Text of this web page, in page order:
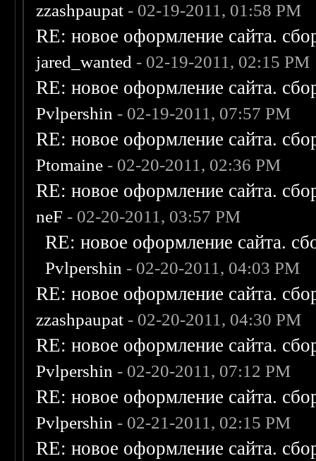
zzashpaupat - 02-19-2011, 01:58 PM
RE: новое оформление сайта.
jared_wanted - 02-19-2011, 02:15 PM
RE: новое оформление сайта.
Pvlpershin - 02-19-2011, 07:57 PM
RE: новое оформление сайта.
Ptomaine - 02-20-2011, 02:36 PM
RE: новое оформление сайта.
neF - 02-20-2011, 03:57 PM
RE: новое оформление сайта.
Pvlpershin - 02-20-2011, 04:03 PM
RE: новое оформление сайта.
zzashpaupat - 02-20-2011, 04:30 PM
RE: новое оформление сайта.
Pvlpershin - 02-20-2011, 07:12 PM
RE: новое оформление сайта.
Pvlpershin - 02-21-2011, 02:15 PM
RE: новое оформление сайта.